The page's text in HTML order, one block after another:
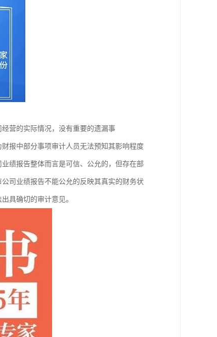
营的实际情况，没有重要的遗漏事
报中部分事项审计人员无法预知其影响程度
绩报告整体而言是可信、公允的，但存在部
司业绩报告不能公允的反映其真实的财务状
具确切的审计意见。